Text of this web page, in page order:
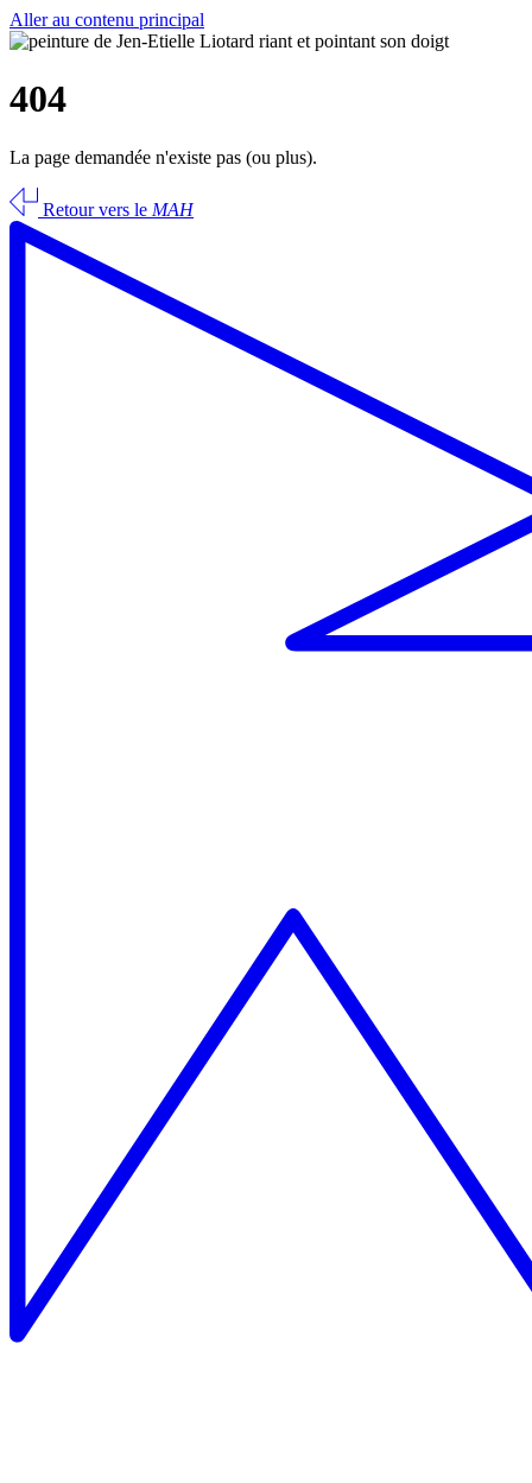
Aller au contenu principal
404
La page demandée n'existe pas (ou plus).
Retour vers le MAH